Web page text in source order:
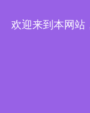
欢迎来到本网站